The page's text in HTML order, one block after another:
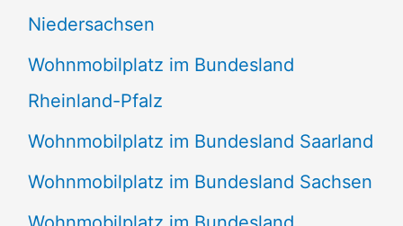
Niedersachsen
Wohnmobilplatz im Bundesland
Rheinland-Pfalz
Wohnmobilplatz im Bundesland Saarland
Wohnmobilplatz im Bundesland Sachsen